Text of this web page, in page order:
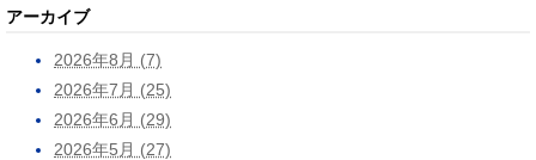
アーカイブ
2026年8月 (7)
2026年7月 (25)
2026年6月 (29)
2026年5月 (27)